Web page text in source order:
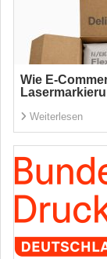
Wie E-
Weiterlesen